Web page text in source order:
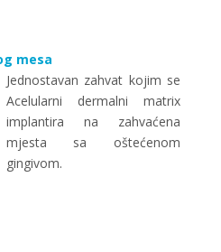
mesa
Jednostavan zahvat kojim se
Acelularni dermalni matrix
implantira na zahvaćena
mjesta sa oštećenom
gingivom.